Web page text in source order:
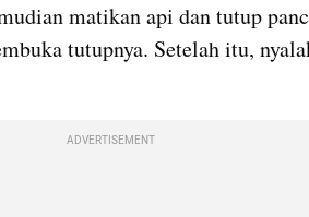
matikan api dan tutup
tutupnya. Setelah itu,
ADVERTISEMENT